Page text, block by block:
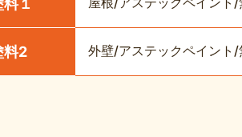
１
料2 外壁/アステックペイント